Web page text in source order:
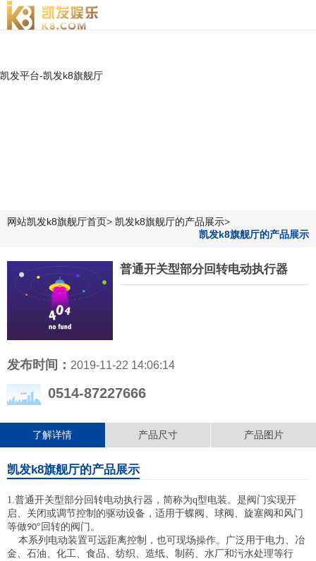
普通开关型部分回转电动执行器|江苏贝尔电装-凯发平台
凯发平台-凯发k8旗舰厅
网站凯发k8旗舰厅首页> 凯发k8旗舰厅的产品展示>
凯发k8旗舰厅的产品展示
普通开关型部分回转电动执行器
发布时间： 2019-11-22 14:06:14
0514-87227666
了解详情 产品尺寸 产品图片
凯发k8旗舰厅的产品展示
1.普通开关型部分回转电动执行器 ，简称为q型电装。是阀门实现开
启、关闭或调节控制的驱动设备，适用于蝶阀、球阀、旋塞阀和风门
等做90°回转的阀门。
本系列电动装置可远距离控制，也可现场操作。广泛用于电力、冶
金、石油、化工、食品、纺织、造纸、制药、水厂和污水处理等行